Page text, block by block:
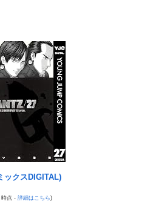
ぎタマランわ
「雪花ラミィ」フィギュア【本
」美少女フィギュア【予約開
BiCute Bunnies Figure「宇崎花」
ver. プライズフィギュア【ラウン
バトル漫画のワンシーンが発見さ
んか悪いことしたの
風説には騙されないぞ スキャンプ
追突→夫婦「これは事故じゃな
銭飲食ｗｗｗ大学が異例の警告へ
…軽作業ラインやスポットワーク
、逝きそう
ックスDIGITAL)
時点 - 詳細はこちら)